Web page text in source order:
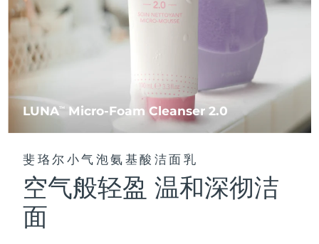
LUNATM Micro-Foam Cleanser 2.0
斐珞尔小气泡氨基酸洁面乳
空气般轻盈 温和深彻洁
面
LUNA™ 4 go
For travel or gym bag
LUNA™ 护肤
Premium cleansers & balm
LUNA™ 设备
All facial cleansing devices
BEAR™ 设备
All premium facelift devices
UFO™ 3 go
Portable red light therapy
Rejuvenation & hydration
UFO™ 设备
All deep facial hydration devices
issa™ 4 baby
For ages 0-3
issa™ Teeth Whitening Set
Dual LED + sonic device & 18% PAP gel
ISSA™ 设备
All silicone sonic toothbrushes
FAQ™ 102
Advanced clinical anti-aging
FAQ™ 103
Luxurious clinical anti-aging set
FAQ™ P1 Primer
FAQ™ 202
LED mask
FAQ™ 211
Anti-aging neck & décolleté LED mask
FAQ™ 221
FAQ™ 301
LED hair strengthening scalp massager
FAQ™ Scalp Serum
Scalp recovery probiotic serum
FAQ™护肤品
All FAQ™ skincare
FAQ™ 501
Full-Spectrum Red Light Therapy
FAQ™ 502
Full-Spectrum Red Light Therapy
FAQ™ Red Light Serum
NEW
脱毛
克罗地亚 8/10/26
塞浦路斯 预计送达日期8/11/26
捷克 预计送达日期
丹麦 预计送达日期8/10/26
芬兰
法国